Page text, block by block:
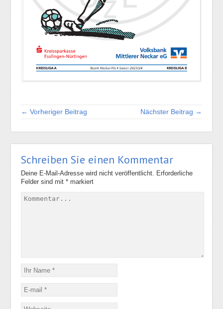
← Vorheriger Beitrag Nächster Beitrag →
Schreiben Sie einen Kommentar
Deine E-Mail-Adresse wird nicht veröffentlicht. Erforderliche
Felder sind mit* markiert